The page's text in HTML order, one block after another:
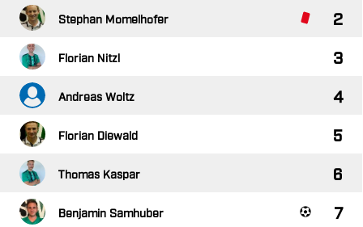
  
  
  
  
  
  